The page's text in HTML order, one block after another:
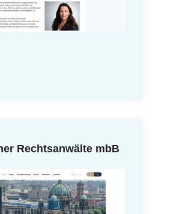
Rechtsanwälte mbB